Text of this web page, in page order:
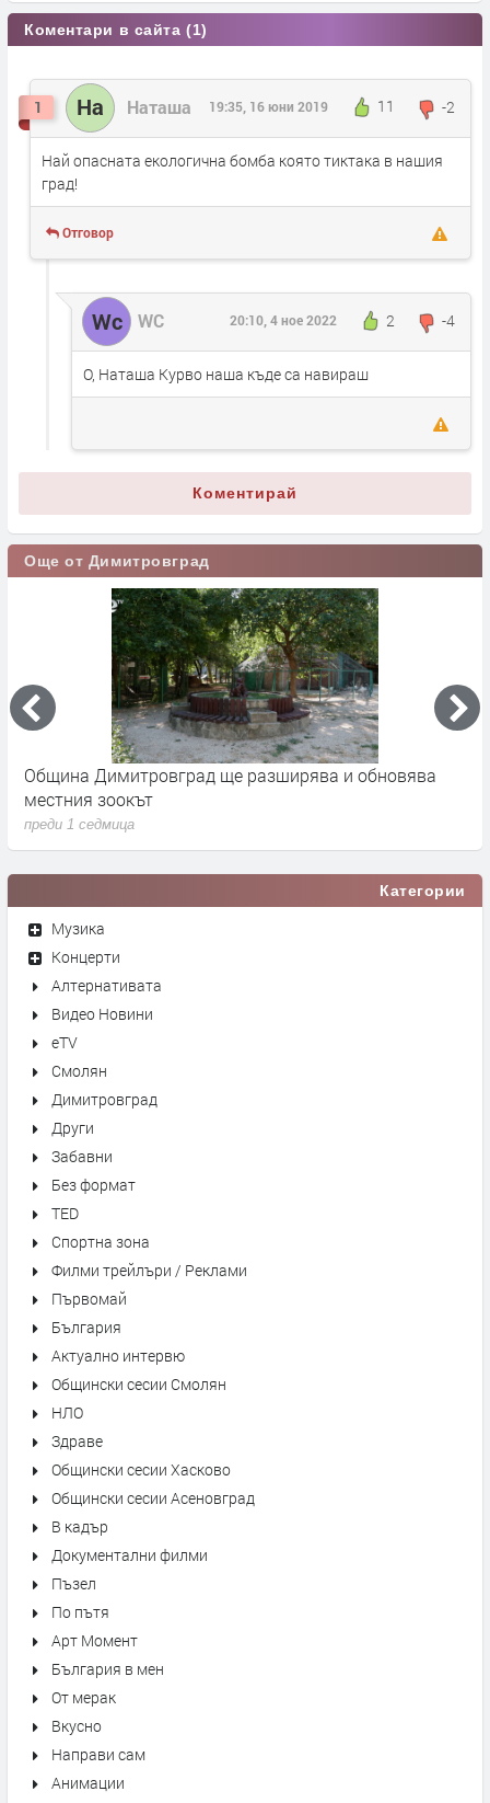
Коментари в сайта (1)
1 На Наташа 11 -2
19:35, 16 юни 2019
Най опасната екологична бомба която тиктака в нашия
град!
Отговор
Wc WC 2 -4
20:10, 4 ное 2022
О, Наташа Курво наша къде са навираш
Коментирай
Още от Димитровград
Община Димитровград ще разширява и обновява
местния зоокът
преди 1 седмица
Категории
Музика
Концерти
Алтернативата
Видео Новини
eTV
Смолян
Димитровград
Други
Забавни
Без формат
TED
Спортна зона
Филми трейлъри / Реклами
Първомай
България
Актуално интервю
Общински сесии Смолян
НЛО
Здраве
Общински сесии Хасково
Общински сесии Асеновград
В кадър
Документални филми
Пъзел
По пътя
Арт Момент
България в мен
От мерак
Вкусно
Направи сам
Анимации